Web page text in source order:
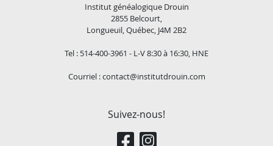
Institut généalogique Drouin
2855 Belcourt,
Longueuil, Québec, J4M 2B2
Tel : 514-400-3961 - L-V 8:30 à 16:30, HNE
Courriel :contact@institutdrouin.com
Suivez-nous!